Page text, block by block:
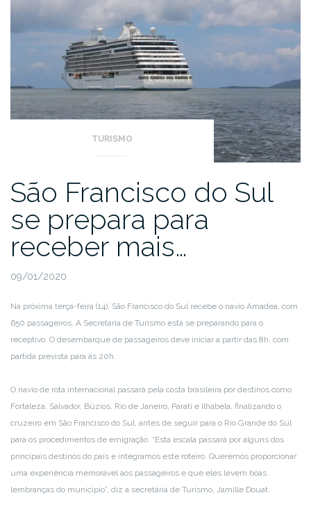
TURISMO
São Francisco do Sul
se prepara para
receber mais…
09/01/2020
Na próxima terça-feira (14), São Francisco do Sul recebe o navio Amadea, com
650 passageiros. A Secretaria de Turismo está se preparando para o
receptivo. O desembarque de passageiros deve iniciar a partir das 8h, com
partida prevista para às 20h.
O navio de rota internacional passará pela costa brasileira por destinos como
Fortaleza, Salvador, Búzios, Rio de Janeiro, Parati e Ilhabela, finalizando o
cruzeiro em São Francisco do Sul, antes de seguir para o Rio Grande do Sul
para os procedimentos de emigração. “Esta escala passará por alguns dos
principais destinos do país e integramos este roteiro. Queremos proporcionar
uma experiência memorável aos passageiros e que eles levem boas
lembranças do município”, diz a secretária de Turismo, Jamille Douat.